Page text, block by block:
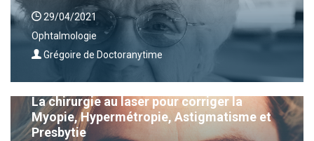
29/04/2021
Ophtalmologie
Grégoire de Doctoranytime
La chirurgie au laser pour corriger la
Myopie, Hypermétropie, Astigmatisme et
Presbytie